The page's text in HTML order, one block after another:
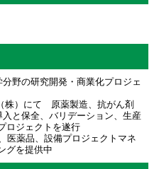
野の研究開発・商業化プロジェ
株）にて 原薬製造、抗がん剤
と保全、バリデーション、生産
ロジェクトを遂行
薬品、設備プロジェクトマネ
グを提供中